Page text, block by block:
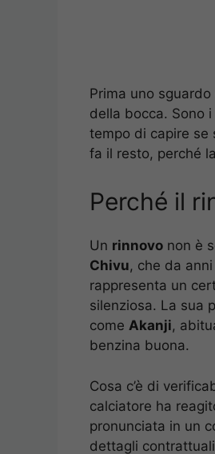
Prima uno
della bocca. Sono
tempo di capire se
fa il resto, perché
Perché il
Un rinnovo non è
Chivu, che da
rappresenta un
silenziosa. La sua
come Akanji,
benzina buona.
Cosa c’è di
calciatore ha
pronunciata in un
dettagli